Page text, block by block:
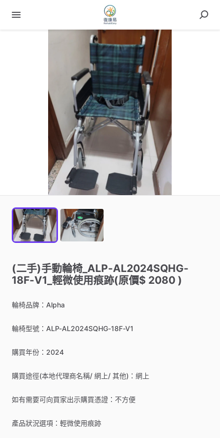
(二手)手動輪椅_ALP-AL2024SQHG-
18F-V1_輕微使用痕跡(原價$ 2080 )
輪椅品牌：Alpha
輪椅型號：ALP-AL2024SQHG-18F-V1
購買年份：2024
購買途徑(本地代理商名稱​/​ 網上​/​ 其他)：網上
如有需要可向買家出示購買憑證：不方便
產品狀況選項：輕微使用痕跡